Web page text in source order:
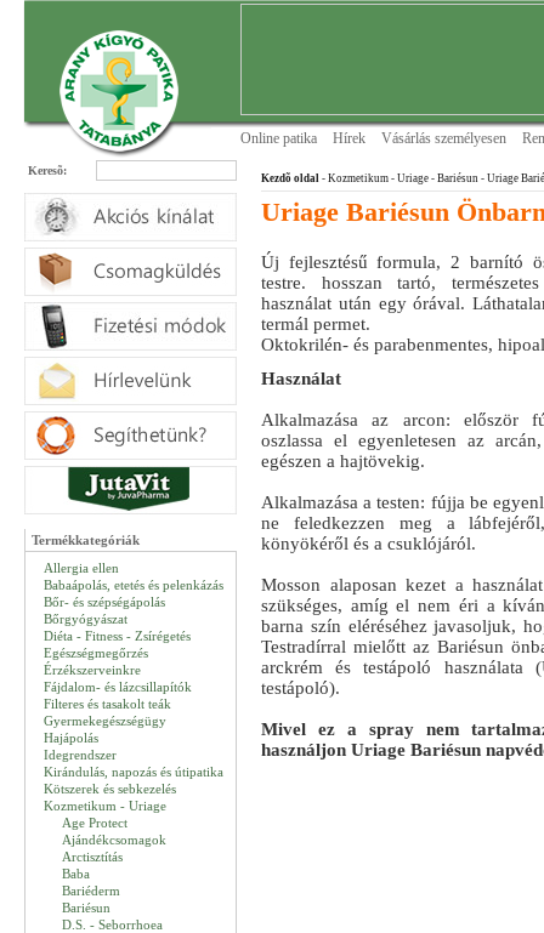
Online patika Hírek Vásárlás személyesen
Keresõ:
Termékkategóriák
Allergia ellen
Babaápolás, etetés és pelenkázás
Bőr- és szépségápolás
Bőrgyógyászat
Diéta - Fitness - Zsírégetés
Egészségmegőrzés
Érzékszerveinkre
Fájdalom- és lázcsillapítók
Filteres és tasakolt teák
Gyermekegészségügy
Hajápolás
Idegrendszer
Kirándulás, napozás és útipatika
Kötszerek és sebkezelés
Kozmetikum - Uriage
Age Protect
Ajándékcsomagok
Arctisztítás
Baba
Bariéderm
Bariésun
D.S. - Seborrhoea
Kezdõ oldal - Kozmetikum - Uriage - Bariésun - Uriage
Uriage Bariésun
Új fejlesztésű formula, 2 barnító
testre. hosszan tartó,
használat után egy órával.
termál permet.
Oktokrilén- és parabenmentes,
Használat
Alkalmazása az arcon: először
oszlassa el egyenletesen az
egészen a hajtövekig.
Alkalmazása a testen: fújja be
ne feledkezzen meg a
könyökéről és a csuklójáról.
Mosson alaposan kezet a
szükséges, amíg el nem éri a
barna szín eléréséhez javasoljuk,
Testradírral mielőtt az Bariésun
arckrém és testápoló
testápoló).
Mivel ez a spray nem
használjon Uriage Bariésun